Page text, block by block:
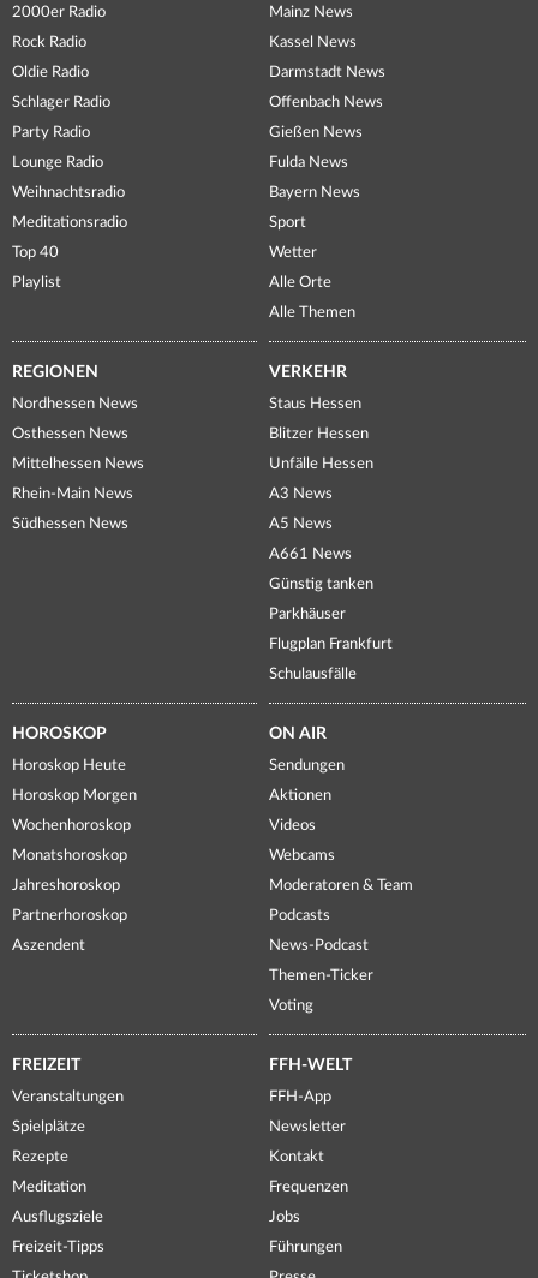
2000er Radio
Rock Radio
Oldie Radio
Schlager Radio
Party Radio
Lounge Radio
Weihnachtsradio
Meditationsradio
Top 40
Playlist
Mainz News
Kassel News
Darmstadt News
Offenbach News
Gießen News
Fulda News
Bayern News
Sport
Wetter
Alle Orte
Alle Themen
REGIONEN
Nordhessen News
Osthessen News
Mittelhessen News
Rhein-Main News
Südhessen News
VERKEHR
Staus Hessen
Blitzer Hessen
Unfälle Hessen
A3 News
A5 News
A661 News
Günstig tanken
Parkhäuser
Flugplan Frankfurt
Schulausfälle
HOROSKOP
Horoskop Heute
Horoskop Morgen
Wochenhoroskop
Monatshoroskop
Jahreshoroskop
Partnerhoroskop
Aszendent
ON AIR
Sendungen
Aktionen
Videos
Webcams
Moderatoren & Team
Podcasts
News-Podcast
Themen-Ticker
Voting
FREIZEIT
Veranstaltungen
Spielplätze
Rezepte
Meditation
Ausflugsziele
Freizeit-Tipps
FFH-WELT
FFH-App
Newsletter
Kontakt
Frequenzen
Jobs
Führungen